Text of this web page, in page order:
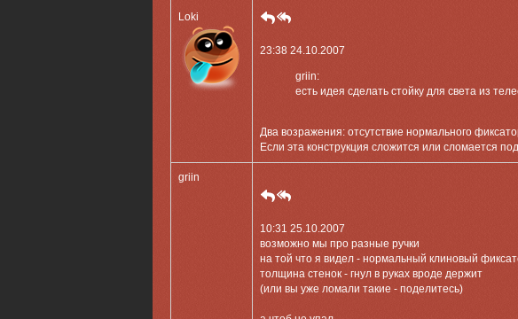
Loki
23:38 24.10.2007
griin:
есть идея сделать стойку для света из
Два возражения: отсутствие нормального
Если эта конструкция сложится или сломается
griin
10:31 25.10.2007
возможно мы про разные ручки
на той что я видел - нормальный клиновый
толщина стенок - гнул в руках вроде держит
(или вы уже ломали такие - поделитесь)